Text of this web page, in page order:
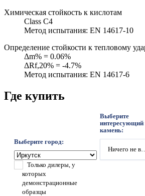
Химическая стойкость к кислотам
Class C4
Метод испытания: EN 14617-10
Определение стойкости к тепловому
Δm% = 0.06%
ΔRf,20% = -4.7%
Метод испытания: EN 14617-6
Где купить
Выберите город:
Выберите
интересующий
камень:
Ничего не выбрано
Только дилеры, у
которых
демонстрационные
образцы